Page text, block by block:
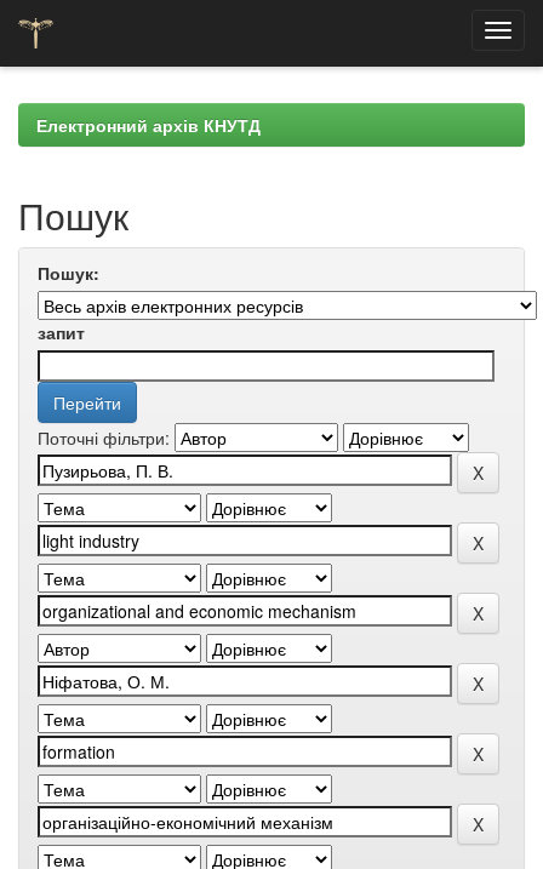
navigationЕлектронний архів КНУТД
Пошук
Пошук:
запит
Поточні фільтри: